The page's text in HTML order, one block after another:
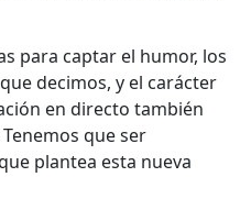
para captar el humor, los
decimos, y el carácter
en directo también
que ser
plantea esta nueva